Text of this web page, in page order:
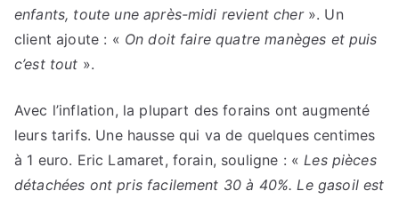
enfants, toute une après-midi revient cher ». Un
client ajoute : « On doit faire quatre manèges et puis
c’est tout ».
Avec l’inflation, la plupart des forains ont augmenté
leurs tarifs. Une hausse qui va de quelques centimes
à 1 euro. Eric Lamaret, forain, souligne : « Les pièces
détachées ont pris facilement 30 à 40%. Le gasoil est